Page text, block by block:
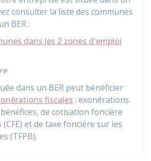
consulter la liste des communes
BER :
dans les 2 zones d'emploi
dans un BER peut bénéficier
fiscales : exonérations
de cotisation foncière
et de taxe foncière sur les
(TFPB).